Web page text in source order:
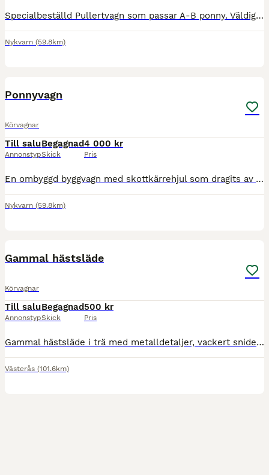
Specialbeställd Pullertvagn som passar A-B ponny. Väldigt lättdragen med 20" hjul. Däcken/hjulen kan behöva en översyn då vagnen stått oanvänd under en längre tid. Förvarad under tak på loge. Bredd på
Nykvarn (59.8km)
Ponnyvagn
Körvagnar
Till salu
Annonstyp
Begagnad
Skick
4 000 kr
Pris
En ombyggd byggvagn med skottkärrehjul som dragits av A-C ponny. Har förvarats under tak på loge. Mått på flaket är ca: 100×200 cm. Prisidé: 4000:- Lämna gärna ett, skäligt, bud så kan vi säkert komma
Nykvarn (59.8km)
Gammal hästsläde
Körvagnar
Till salu
Annonstyp
Begagnad
Skick
500 kr
Pris
Gammal hästsläde i trä med metalldetaljer, vackert snidet hantverk. Funkar bra som inredning i trädgården eller projekt för den som gillar att fixa. Är fullt fungerande i dagens läge och har haft häst
Västerås (101.6km)